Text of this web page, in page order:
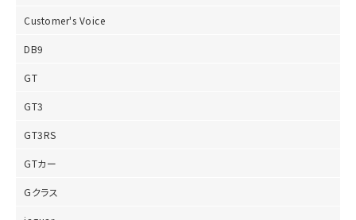
Customer's Voice
DB9
GT
GT3
GT3RS
GTカー
Gクラス